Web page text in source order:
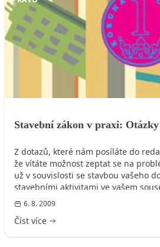
Stavební zákon v praxi:
Z dotazů, které nám posíláte do
že vítáte možnost zeptat se na
už v souvislosti se stavbou vašeho
stavebními aktivitami ve vašem
odpovědi na konkrétní dotazy jsou
a srozumitelnější než obecný výklad
jejich zveřejnění bude přínosem i
6. 8. 2009
Číst více